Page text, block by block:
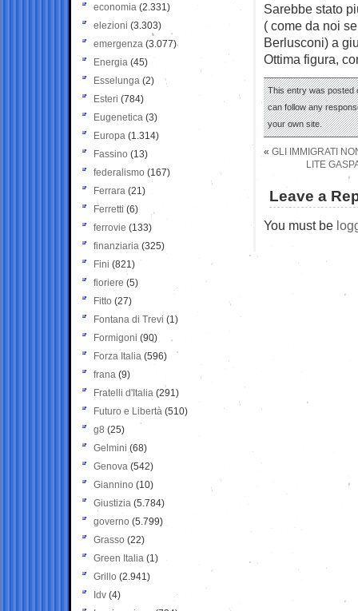
Sarebbe stato
( come da noi
Berlusconi) a
Ottima figura,
This entry was posted
can follow any
your own site.
« GLI IMMIGRATI
LITE
Leave a
You must be
economia (2.331)
elezioni (3.303)
emergenza (3.077)
Energia (45)
Esselunga (2)
Esteri (784)
Eugenetica (3)
Europa (1.314)
Fassino (13)
federalismo (167)
Ferrara (21)
Ferretti (6)
ferrovie (133)
finanziaria (325)
Fini (821)
fioriere (5)
Fitto (27)
Fontana di Trevi (1)
Formigoni (90)
Forza Italia (596)
frana (9)
Fratelli d'Italia (291)
Futuro e Libertà (510)
g8 (25)
Gelmini (68)
Genova (542)
Giannino (10)
Giustizia (5.784)
governo (5.799)
Grasso (22)
Green Italia (1)
Grillo (2.941)
Idv (4)